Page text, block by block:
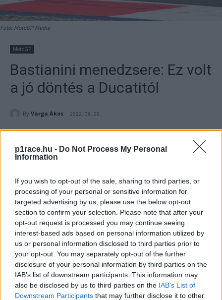
p1race.hu - Do Not Process My Personal
Information
If you wish to opt-out of the sale, sharing to third parties, or
processing of your personal or sensitive information for
targeted advertising by us, please use the below opt-out
section to confirm your selection. Please note that after your
opt-out request is processed you may continue seeing
interest-based ads based on personal information utilized by
us or personal information disclosed to third parties prior to
your opt-out. You may separately opt-out of the further
disclosure of your personal information by third parties on the
IAB’s list of downstream participants. This information may
also be disclosed by us to third parties on the IAB’s List of
Downstream Participants that may further disclose it to other
Fotó: MotoGP Media
MotoGP
Bastianini menedzsere: Ez volt
a jó döntés a Ducatitól
By Varga Ákos 2022. 08. 29.
Carlo Pernat nyilván a saját igazát látja abban, hogy 2023-
tól nem Jorge Martín, hanem Enea Bastianini ül a gyári
Ducatira Bagnaia mellé.
- Hirdetés -
A 2023-as szezonra vonatkozó pilótapiac egyik
legizgalmasabb kérdése az volt, ki lesz a távozó Jack Miller
utódja Pecco Bagnaia mellett a gyári Ducatin. Azt nagyon